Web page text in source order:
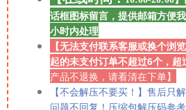
话框图标留言，提供邮箱方便
小时内处理
【无法支付联系客服或换个浏
起的未支付订单不超过6个，超
产品不退换，请看清在下单】
【不会解压不要买！】售后只
问题不回复！压缩包解压码参